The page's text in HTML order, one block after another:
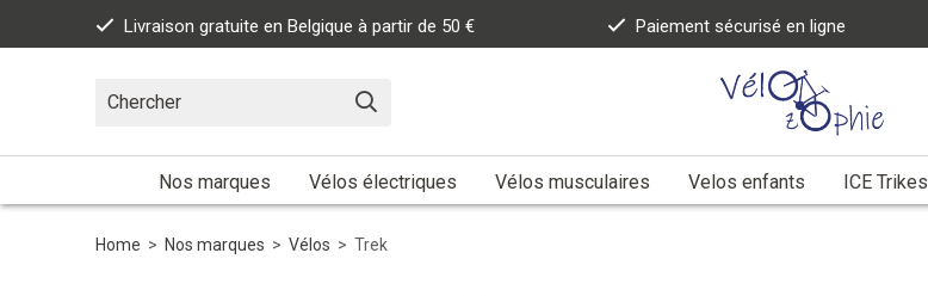
Livraison gratuite en Belgique à partir de 50 € Paiement sécurisé en ligne
Nos marques Vélos électriques Vélos musculaires Velos enfants ICE Trikes
Home > Nos marques > Vélos > Trek